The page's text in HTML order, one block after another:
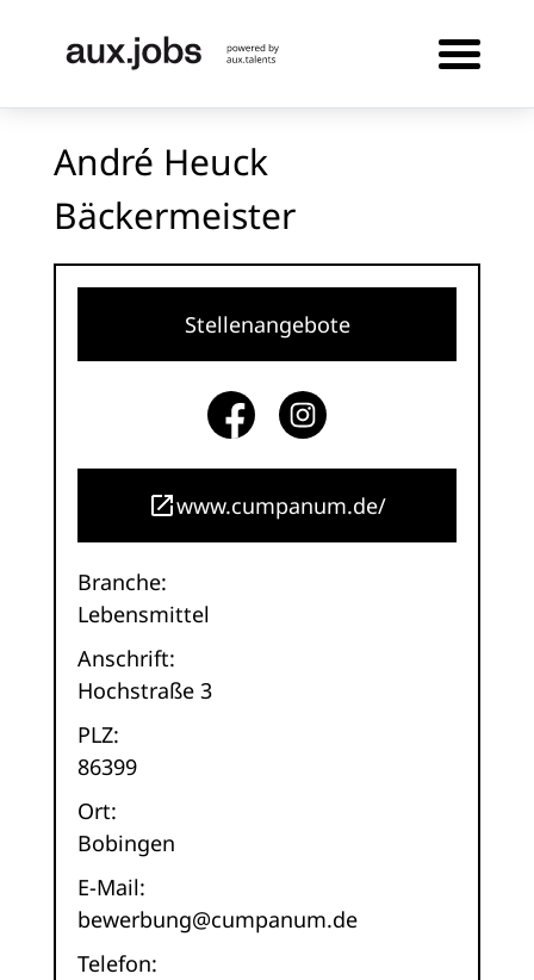
André Heuck
Bäckermeister
Stellenangebote
www.cumpanum.de/
Branche:
Lebensmittel
Anschrift:
Hochstraße 3
PLZ:
86399
Ort:
Bobingen
E-Mail:
bewerbung@cumpanum.de
Telefon: